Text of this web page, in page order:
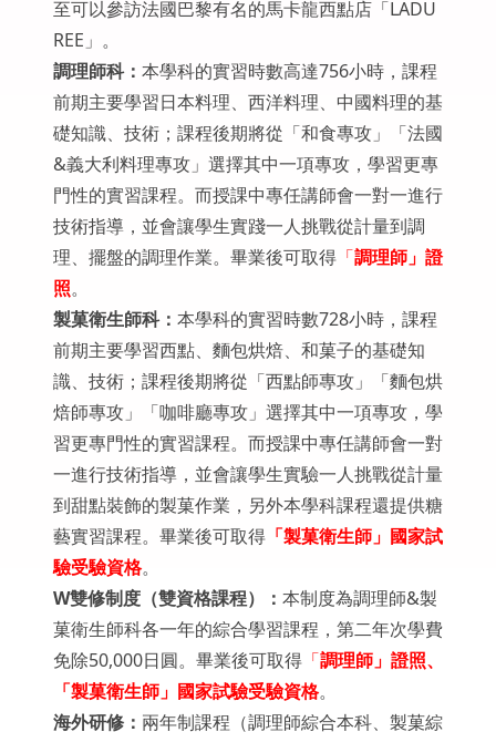
至可以參訪法國巴黎有名的馬卡龍西點店「LADU
REE」。
調理師科： 本學科的實習時數高達756小時，課程
前期主要學習日本料理、西洋料理、中國料理的基
礎知識、技術；課程後期將從「和食專攻」「法國
&義大利料理專攻」選擇其中一項專攻，學習更專
門性的實習課程。而授課中專任講師會一對一進行
技術指導，並會讓學生實踐一人挑戰從計量到調
理、擺盤的調理作業。畢業後可取得「調理師」證
照。
製菓衛生師科： 本學科的實習時數728小時，課程
前期主要學習西點、麵包烘焙、和菓子的基礎知
識、技術；課程後期將從「西點師專攻」「麵包烘
焙師專攻」「咖啡廳專攻」選擇其中一項專攻，學
習更專門性的實習課程。而授課中專任講師會一對
一進行技術指導，並會讓學生實驗一人挑戰從計量
到甜點裝飾的製菓作業，另外本學科課程還提供糖
藝實習課程。畢業後可取得「製菓衛生師」國家試
驗受驗資格。
W雙修制度（雙資格課程）： 本制度為調理師&製
菓衛生師科各一年的綜合學習課程，第二年次學費
免除50,000日圓。畢業後可取得「調理師」證照、
「製菓衛生師」國家試驗受驗資格。
海外研修： 兩年制課程（調理師綜合本科、製菓綜